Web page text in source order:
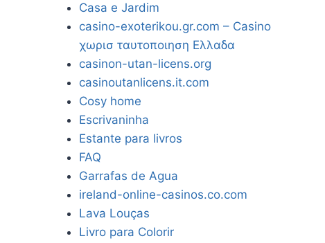
Casa e Jardim
casino-exoterikou.gr.com – Casino
χωρισ ταυτοποιηση Ελλαδα
casinon-utan-licens.org
casinoutanlicens.it.com
Cosy home
Escrivaninha
Estante para livros
FAQ
Garrafas de Agua
ireland-online-casinos.co.com
Lava Louças
Livro para Colorir